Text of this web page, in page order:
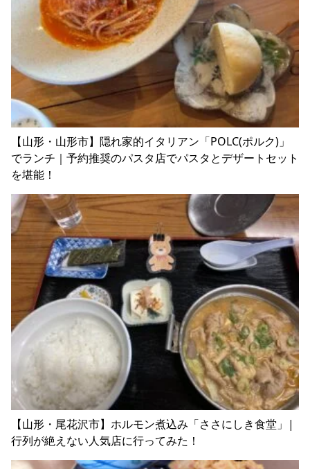
【山形・山形市】隠れ家的イタリアン「POLC(ポルク)」
でランチ｜予約推奨のパスタ店でパスタとデザートセット
を堪能！
【山形・尾花沢市】ホルモン煮込み「ささにしき食堂」|
行列が絶えない人気店に行ってみた！